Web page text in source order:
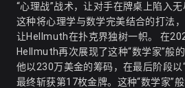
“心理战”战术，让对手在牌桌上陷入无
这种将心理学与数学完美结合的打法，
让Hellmuth在扑克界独树一帜。 在
Hellmuth再次展现了这种“数学家”般的
他以230万美金的筹码，在最后阶段以
最终斩获第17枚金牌。这种“数学家”般